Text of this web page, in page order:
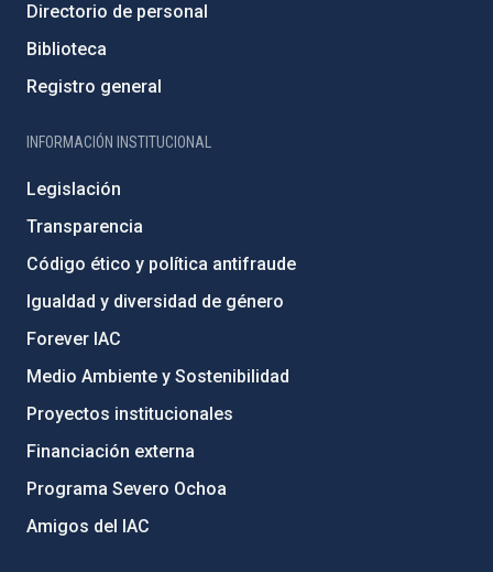
Directorio de personal
Biblioteca
Registro general
INFORMACIÓN INSTITUCIONAL
Legislación
Transparencia
Código ético y política antifraude
Igualdad y diversidad de género
Forever IAC
Medio Ambiente y Sostenibilidad
Proyectos institucionales
Financiación externa
Programa Severo Ochoa
Amigos del IAC